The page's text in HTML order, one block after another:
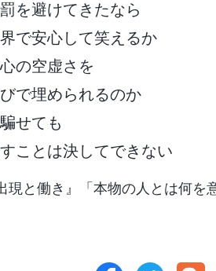
を避けてきたなら
で安心して笑えるか
の空虚さを
で埋められるのか
せても
ことは決してできない
現と働き』「本物の人とは何